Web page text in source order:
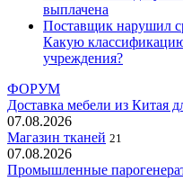
выплачена
Поставщик нарушил
Какую
учреждения?
ФОРУМ
Доставка мебели из Китая
07.08.2026
Магазин тканей 21
07.08.2026
Промышленные